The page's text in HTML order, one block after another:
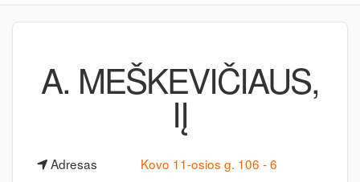
A. MEŠKEVIČIAUS,
IĮ
Adresas
Kovo 11-osios g. 106 - 6